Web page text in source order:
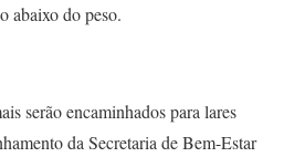
abaixo do peso.
serão encaminhados para lares
da Secretaria de Bem-Estar